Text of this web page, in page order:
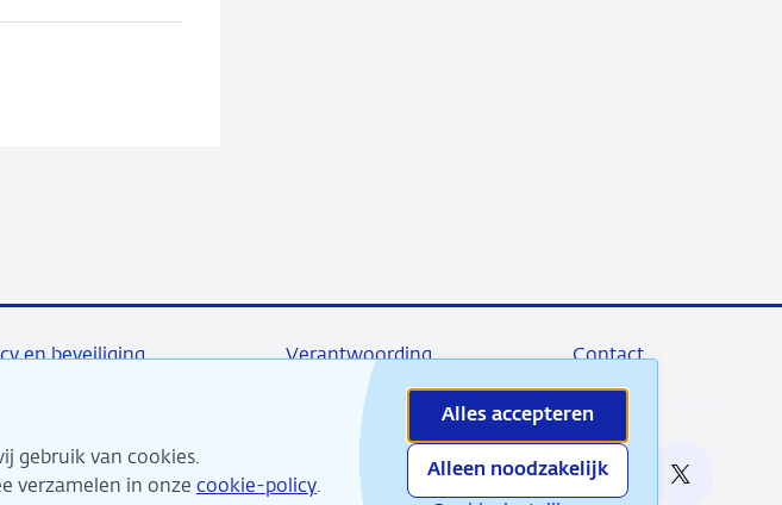
gebruik van cookies.
verzamelen in onze cookie-policy.
Alles accepteren
Alleen noodzakelijk
en beveiliging Verantwoording Contact
InstagramLinkedinX
en dragen daarmee bij